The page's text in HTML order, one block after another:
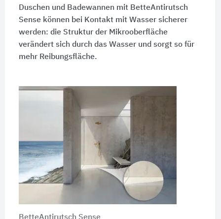
Duschen und Badewannen mit BetteAntirutsch
Sense können bei Kontakt mit Wasser sicherer
werden: die Struktur der Mikrooberfläche
verändert sich durch das Wasser und sorgt so für
mehr Reibungsfläche.